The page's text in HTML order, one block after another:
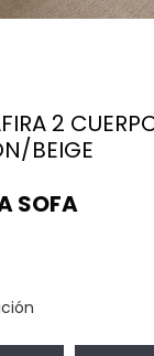
2
BEIGE
SOFA